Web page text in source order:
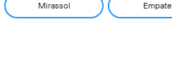
Mirassol Empate